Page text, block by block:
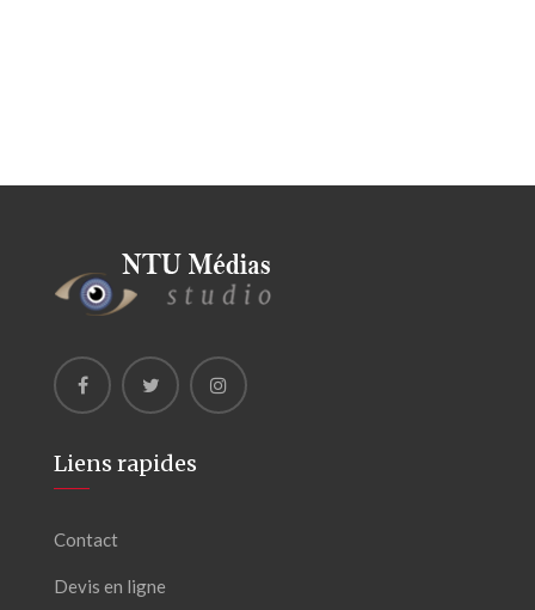
Liens rapides
Contact
Devis en ligne